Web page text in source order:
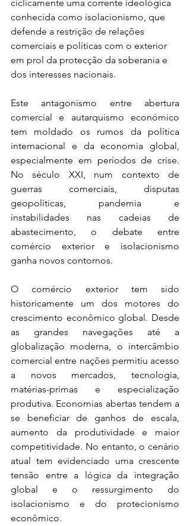
ciclicamente uma corrente ideológica
conhecida como isolacionismo, que
defende a restrição de relações
comerciais e políticas com o exterior
em prol da protecção da soberania e
dos interesses nacionais.
Este antagonismo entre abertura
comercial e autarquismo económico
tem moldado os rumos da política
internacional e da economia global,
especialmente em períodos de crise.
No século XXI, num contexto de
guerras comerciais, disputas
geopolíticas, pandemia e
instabilidades nas cadeias de
abastecimento, o debate entre
comércio exterior e isolacionismo
ganha novos contornos.
O comércio exterior tem sido
historicamente um dos motores do
crescimento econômico global. Desde
as grandes navegações até a
globalização moderna, o intercâmbio
comercial entre nações permitiu acesso
a novos mercados, tecnologia,
matérias-primas e especialização
produtiva. Economias abertas tendem a
se beneficiar de ganhos de escala,
aumento da produtividade e maior
competitividade. No entanto, o cenário
atual tem evidenciado uma crescente
tensão entre a lógica da integração
global e o ressurgimento do
isolacionismo e do protecionismo
econômico.